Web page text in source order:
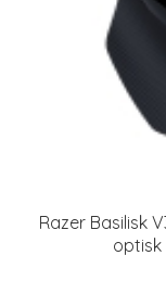
Razer Basilisk
optisk